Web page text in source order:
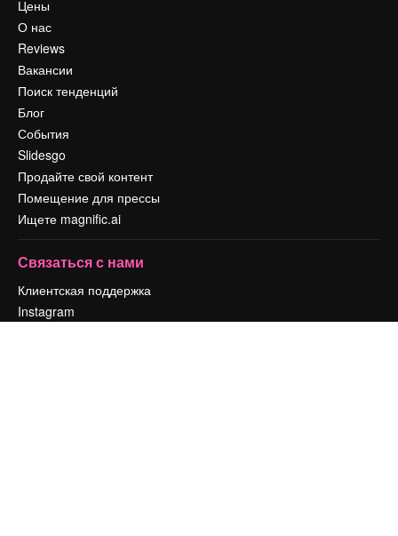
Цены
О нас
Reviews
Вакансии
Поиск тенденций
Блог
События
Slidesgo
Продайте свой контент
Помещение для прессы
Ищете magnific.ai
Связаться с нами
Клиентская поддержка
Instagram